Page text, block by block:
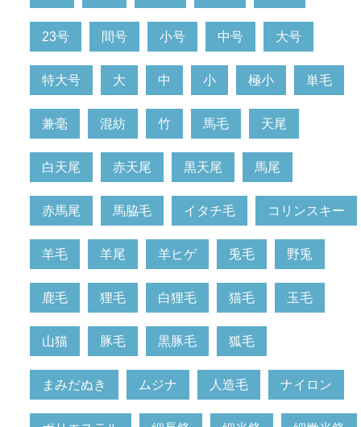
23号 間号 小号 中号 大号
特大号 大 中 小 極小 単毛
兼毫 混紡 竹 馬毛 天尾
白天尾 赤天尾 黒天尾 馬尾
赤馬尾 馬脇毛 イタチ毛 コリンスキー
羊毛 羊尾 羊ヒゲ 兎毛 野兎
鹿毛 狸毛 白狸毛 猫毛 玉毛
山猫 豚毛 黒豚毛 狐毛
まみだぬき ムジナ 人造毛 ナイロン